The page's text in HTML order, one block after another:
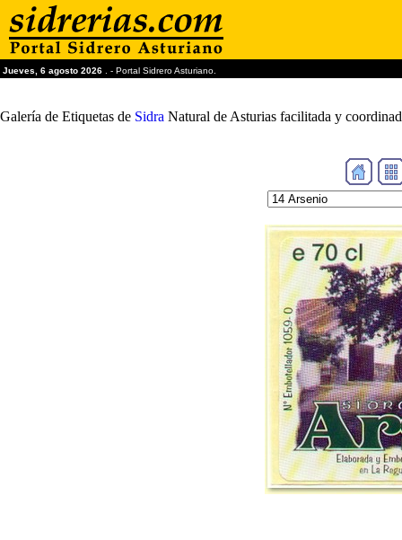
Jueves, 6 agosto 2026 . - Portal Sidrero Asturiano.
Galería de Etiquetas de Sidra Natural de Asturias facilitada y